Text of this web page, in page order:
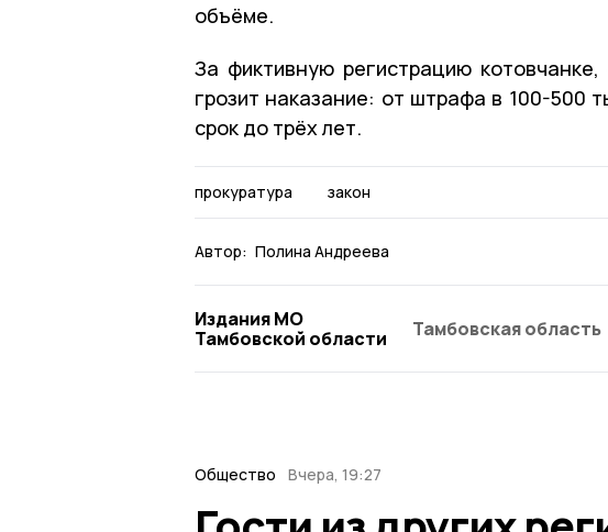
объёме.
За фиктивную регистрацию
грозит наказание: от штрафа в 100-500
срок до трёх лет.
прокуратура закон
Автор: Полина Андреева
Издания МО
Тамбовской области
Тамбовская область
Общество Вчера, 19:27